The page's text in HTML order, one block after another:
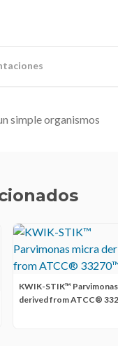
simple organismos
KWIK-STIK™
derived from ATCC®